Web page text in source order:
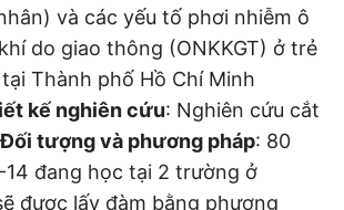
và các yếu tố phơi nhiễm ô
do giao thông (ONKKGT) ở trẻ
Thành phố Hồ Chí Minh
kế nghiên cứu: Nghiên cứu cắt
Đối tượng và phương pháp: 80
14 đang học tại 2 trường ở
được lấy đàm bằng phương